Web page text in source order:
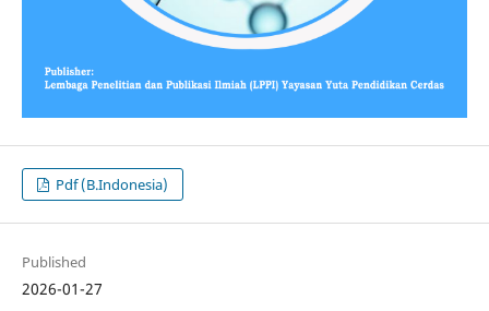
Pdf (B.Indonesia)
Published
2026-01-27